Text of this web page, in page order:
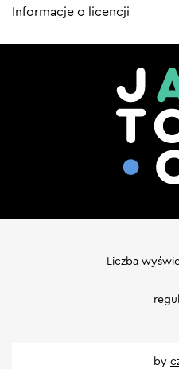
Informacje o licencji
by
Liczba